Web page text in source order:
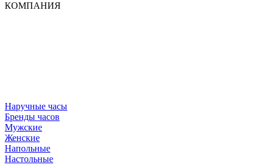
КОМПАНИЯ
Наручные часы
Бренды часов
Мужские
Женские
Напольные
Настольные